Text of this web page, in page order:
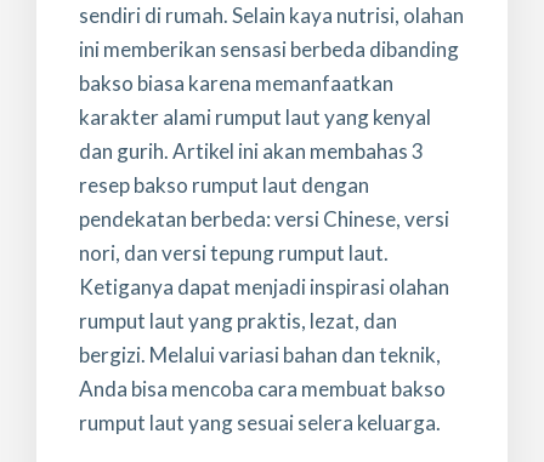
sendiri di rumah. Selain kaya nutrisi, olahan
ini memberikan sensasi berbeda dibanding
bakso biasa karena memanfaatkan
karakter alami rumput laut yang kenyal
dan gurih. Artikel ini akan membahas 3
resep bakso rumput laut dengan
pendekatan berbeda: versi Chinese, versi
nori, dan versi tepung rumput laut.
Ketiganya dapat menjadi inspirasi olahan
rumput laut yang praktis, lezat, dan
bergizi. Melalui variasi bahan dan teknik,
Anda bisa mencoba cara membuat bakso
rumput laut yang sesuai selera keluarga.